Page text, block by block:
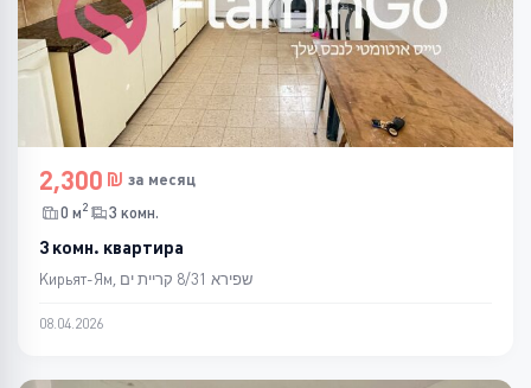
2,300
за месяц
0 м2 3 комн.
3 комн. квартира
Кирьят-Ям, שפירא 8/31 קריית ים
08.04.2026